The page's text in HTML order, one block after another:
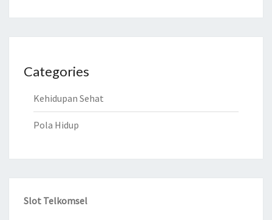
Categories
Kehidupan Sehat
Pola Hidup
Slot Telkomsel